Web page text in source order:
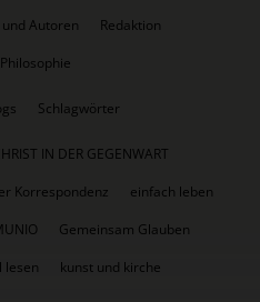
Autoren
Redaktion
Schlagwörter
IN DER GEGENWART
Korrespondenz
einfach leben
Gemeinsam Glauben
lesen kunst und kirche